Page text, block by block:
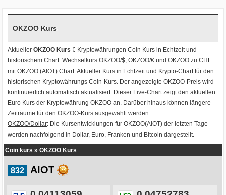
OKZOO Kurs
Aktueller OKZOO Kurs € Kryptowährungen Coin Kurs in Echtzeit und
historischem Chart. Wechselkurs OKZOO/$, OKZOO/€ und OKZOO zu CHF
mitOKZOO (AIOT) Chart. Aktueller Kurs in Echtzeit und Krypto-Chart für den
historischen Kryptowährungs Coin-Kurs. Der angezeigte OKZOO-Preis wird
kontinuierlich automatisch aktualisiert. Dieser Live-Chart zeigt den aktuellen
Euro Kurs der Kryptowährung OKZOO an. Darüber hinaus können längere
Zeiträume für den OKZOO-Kurs ausgewählt werden.
OKZOO/Dollar: Die Kursentwicklungen für OKZOO(AIOT) der letzten Tage
werden nachfolgend in Dollar, Euro, Franken und Bitcoin dargestellt.
Coin kurs » OKZOO Kurs
AIOT